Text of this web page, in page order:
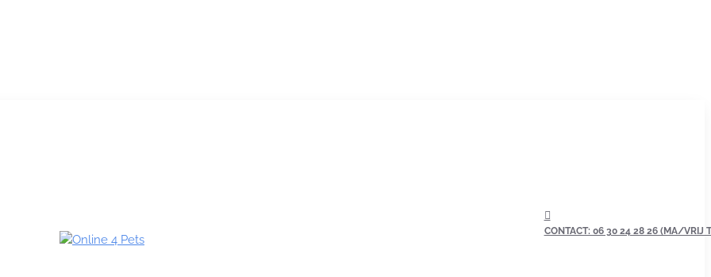
CONTACT: 06 30 24 28 26 (MA/VRIJ